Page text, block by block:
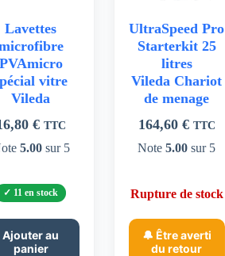
Lavettes
PVAmicro
vitre
Vileda
€ TTC
5.00sur 5
11 en stock
Ajouter au
panier
UltraSpeed Pro
Starterkit 25
litres
Vileda Chariot
de menage
164,60 € TTC
Note5.00 sur 5
Rupture de stock
🔔 Être averti
du retour